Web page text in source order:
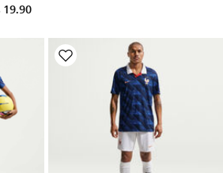
19.90 د.ك